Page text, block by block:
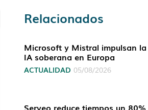
Relacionados
Microsoft y Mistral impulsan la
IA soberana en Europa
ACTUALIDAD 05/08/2026
Serveo reduce tiempos un 80%